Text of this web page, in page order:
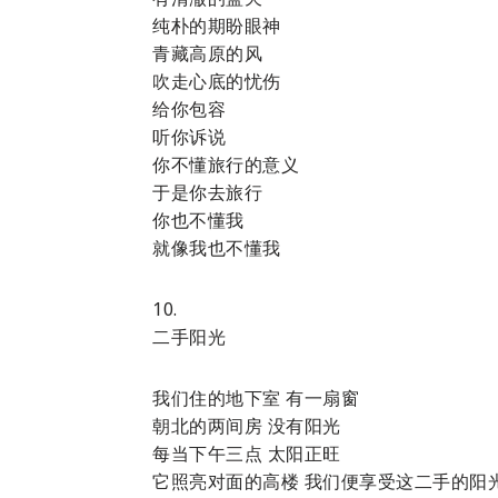
纯朴的期盼眼神
青藏高原的风
吹走心底的忧伤
给你包容
听你诉说
你不懂旅行的意义
于是你去旅行
你也不懂我
就像我也不懂我
10.
二手阳光
我们住的地下室 有一扇窗
朝北的两间房 没有阳光
每当下午三点 太阳正旺
它照亮对面的高楼 我们便享受这二手的阳